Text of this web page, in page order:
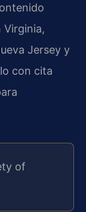
Virginia,
Jersey y
con cita
of